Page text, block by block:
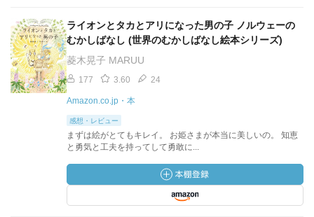
ライオンとタカとアリになった男の子 ノルウェーの
むかしばなし (世界のむかしばなし絵本シリーズ)
菱木晃子 MARUU
177 3.60 24
Amazon.co.jp・本
感想・レビュー
まずは絵がとてもキレイ。 お姫さまが本当に美しいの。 知恵
と勇気と工夫を持ってして勇敢に...